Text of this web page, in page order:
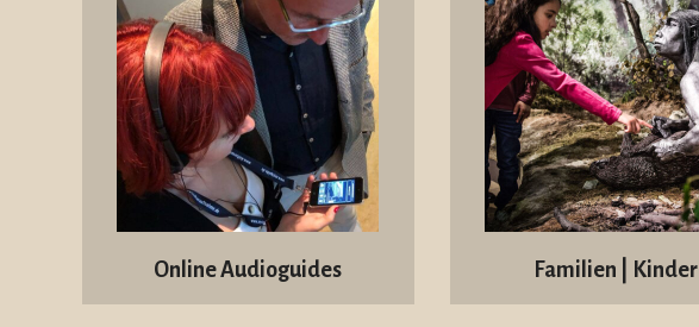
Online Audioguides Familien | Kinder